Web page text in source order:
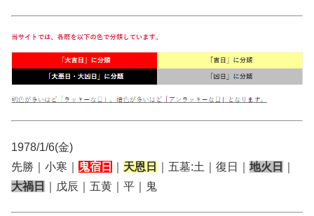
1978/1/6(金)
先勝｜小寒｜
鬼宿日 天恩日 ｜五墓:土｜復日｜ 地火日
大禍日
｜戊辰｜五黄｜平｜鬼